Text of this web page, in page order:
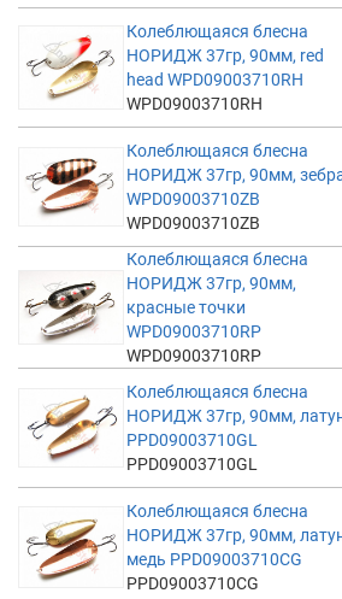
Колеблющаяся блесна
НОРИДЖ 37гр, 90мм, red
head WPD09003710RH
WPD09003710RH
Колеблющаяся блесна
НОРИДЖ 37гр, 90мм,
WPD09003710ZB
WPD09003710ZB
Колеблющаяся блесна
НОРИДЖ 37гр, 90мм,
красные точки
WPD09003710RP
WPD09003710RP
Колеблющаяся блесна
НОРИДЖ 37гр, 90мм,
PPD09003710GL
PPD09003710GL
Колеблющаяся блесна
НОРИДЖ 37гр, 90мм,
медь PPD09003710CG
PPD09003710CG